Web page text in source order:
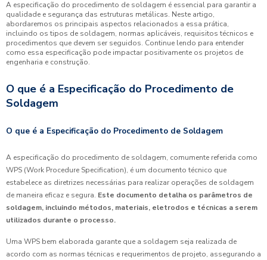
A especificação do procedimento de soldagem é essencial para garantir a
qualidade e segurança das estruturas metálicas. Neste artigo,
abordaremos os principais aspectos relacionados a essa prática,
incluindo os tipos de soldagem, normas aplicáveis, requisitos técnicos e
procedimentos que devem ser seguidos. Continue lendo para entender
como essa especificação pode impactar positivamente os projetos de
engenharia e construção.
O que é a Especificação do Procedimento de
Soldagem
O que é a Especificação do Procedimento de Soldagem
A especificação do procedimento de soldagem, comumente referida como
WPS (Work Procedure Specification), é um documento técnico que
estabelece as diretrizes necessárias para realizar operações de soldagem
de maneira eficaz e segura. Este documento detalha os parâmetros de
soldagem, incluindo métodos, materiais, eletrodos e técnicas a serem
utilizados durante o processo.
Uma WPS bem elaborada garante que a soldagem seja realizada de
acordo com as normas técnicas e requerimentos de projeto, assegurando a